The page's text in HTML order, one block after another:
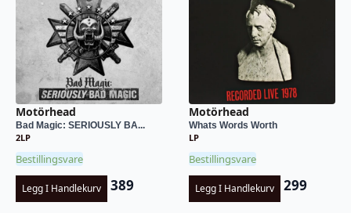
Motörhead
Bad Magic: SERIOUSLY BA...
2LP
Bestillingsvare
Legg I Handlekurv 389
Motörhead
Whats Words Worth
LP
Bestillingsvare
Legg I Handlekurv 299